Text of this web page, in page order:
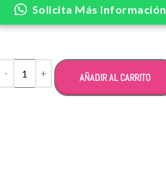
Solicita Más Información
AÑADIR AL CARRITO